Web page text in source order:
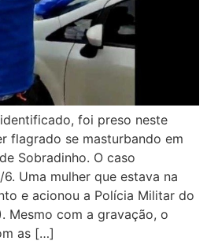
foi preso neste
flagrado se masturbando em
Sobradinho. O caso
Uma mulher que estava na
e acionou a Polícia Militar do
Mesmo com a gravação, o
as […]